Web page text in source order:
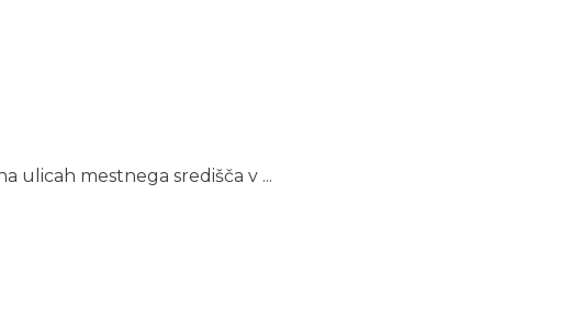
ulicah mestnega središča v ...